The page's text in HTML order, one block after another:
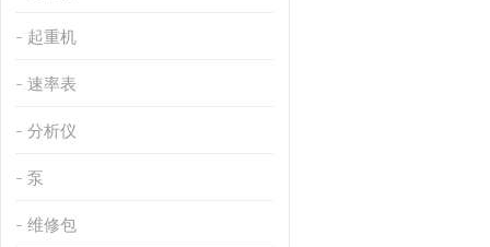
起重机
速率表
分析仪
泵
维修包